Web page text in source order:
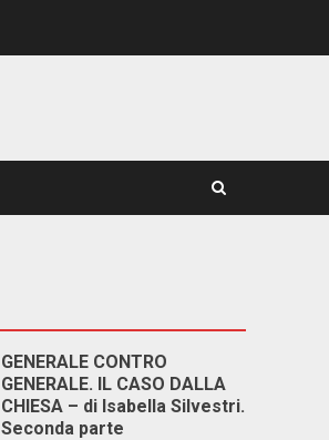
GENERALE CONTRO
GENERALE. IL CASO DALLA
CHIESA – di Isabella Silvestri.
Seconda parte